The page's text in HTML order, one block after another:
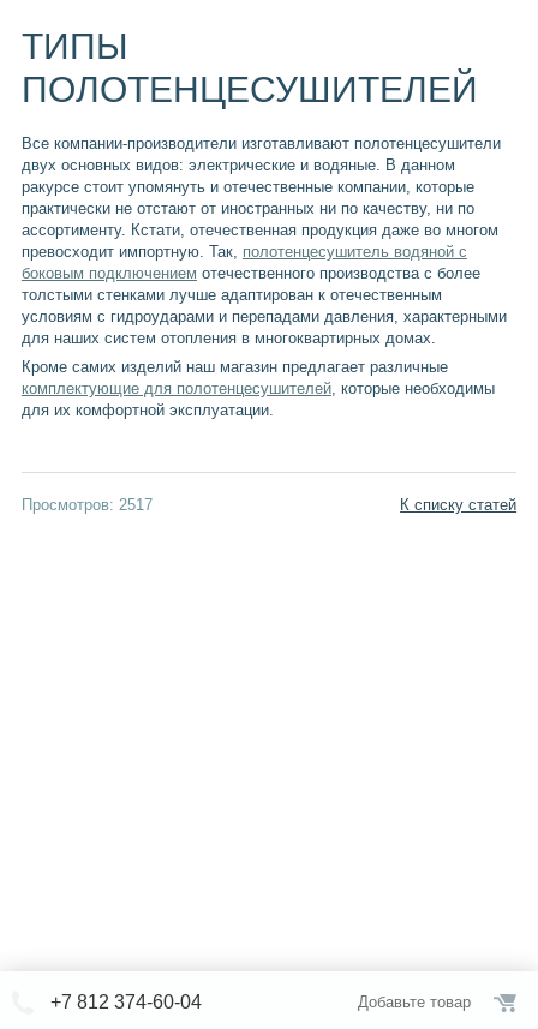
ТИПЫ
ПОЛОТЕНЦЕСУШИТЕЛЕЙ
Все компании-производители изготавливают полотенцесушители
двух основных видов: электрические и водяные. В данном
ракурсе стоит упомянуть и отечественные компании, которые
практически не отстают от иностранных ни по качеству, ни по
ассортименту. Кстати, отечественная продукция даже во многом
превосходит импортную. Так, полотенцесушитель водяной с
боковым подключением отечественного производства с более
толстыми стенками лучше адаптирован к отечественным
условиям с гидроударами и перепадами давления, характерными
для наших систем отопления в многоквартирных домах.
Кроме самих изделий наш магазин предлагает различные
комплектующие для полотенцесушителей, которые необходимы
для их комфортной эксплуатации.
Просмотров: 2517 К списку статей
+7 812 374-60-04 Добавьте товар